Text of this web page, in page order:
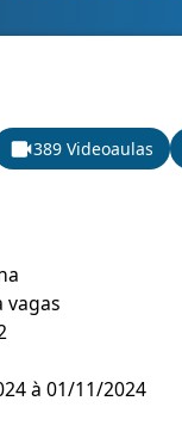
389 Videoaulas
vagas
à 01/11/2024